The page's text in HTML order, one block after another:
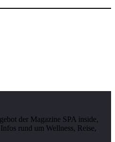
der Magazine SPA inside,
rund um Wellness, Reise,